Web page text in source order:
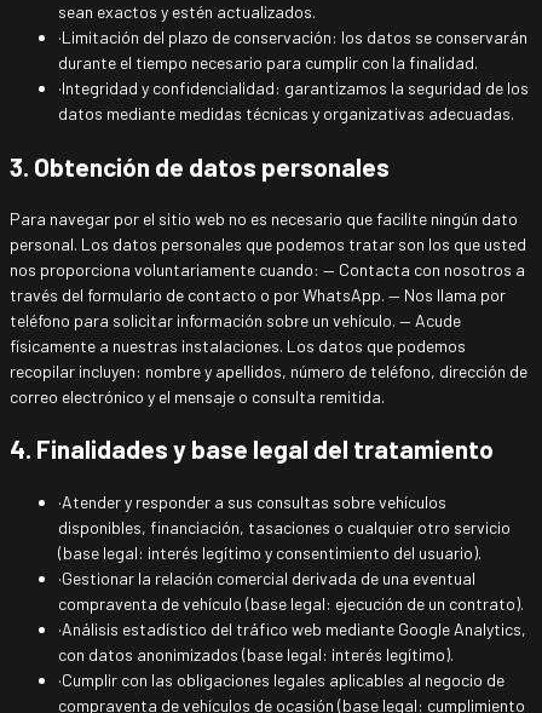
sean exactos y estén actualizados.
·Limitación del plazo de conservación: los datos se conservarán
durante el tiempo necesario para cumplir con la finalidad.
·Integridad y confidencialidad: garantizamos la seguridad de los
datos mediante medidas técnicas y organizativas adecuadas.
3. Obtención de datos personales
Para navegar por el sitio web no es necesario que facilite ningún dato
personal. Los datos personales que podemos tratar son los que usted
nos proporciona voluntariamente cuando: — Contacta con nosotros a
través del formulario de contacto o por WhatsApp. — Nos llama por
teléfono para solicitar información sobre un vehículo. — Acude
físicamente a nuestras instalaciones. Los datos que podemos
recopilar incluyen: nombre y apellidos, número de teléfono, dirección de
correo electrónico y el mensaje o consulta remitida.
4. Finalidades y base legal del tratamiento
·Atender y responder a sus consultas sobre vehículos
disponibles, financiación, tasaciones o cualquier otro servicio
(base legal: interés legítimo y consentimiento del usuario).
·Gestionar la relación comercial derivada de una eventual
compraventa de vehículo (base legal: ejecución de un contrato).
·Análisis estadístico del tráfico web mediante Google Analytics,
con datos anonimizados (base legal: interés legítimo).
·Cumplir con las obligaciones legales aplicables al negocio de
compraventa de vehículos de ocasión (base legal: cumplimiento